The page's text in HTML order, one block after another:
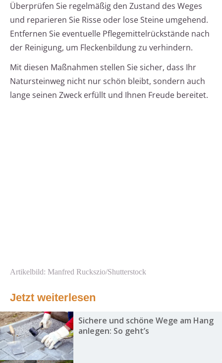
Überprüfen Sie regelmäßig den Zustand des Weges
und reparieren Sie Risse oder lose Steine umgehend.
Entfernen Sie eventuelle Pflegemittelrückstände nach
der Reinigung, um Fleckenbildung zu verhindern.
Mit diesen Maßnahmen stellen Sie sicher, dass Ihr
Natursteinweg nicht nur schön bleibt, sondern auch
lange seinen Zweck erfüllt und Ihnen Freude bereitet.
Artikelbild: Manfred Ruckszio/Shutterstock
Jetzt weiterlesen
Sichere und schöne Wege am Hang
anlegen: So geht’s